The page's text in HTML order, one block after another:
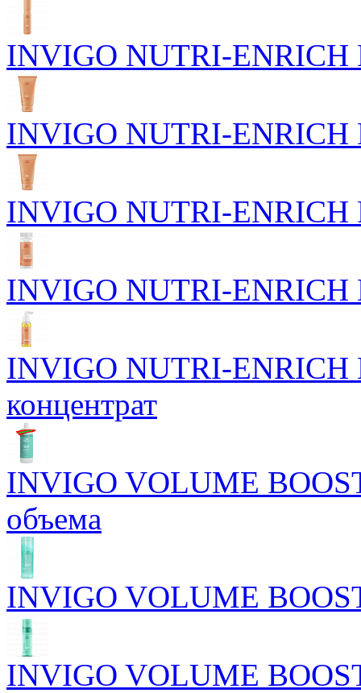
INVIGO NUTRI-ENRICH
INVIGO NUTRI-ENRICH
INVIGO NUTRI-ENRICH
INVIGO NUTRI-ENRICH
INVIGO NUTRI-ENRICH
концентрат
INVIGO VOLUME
объема
INVIGO VOLUME
INVIGO VOLUME